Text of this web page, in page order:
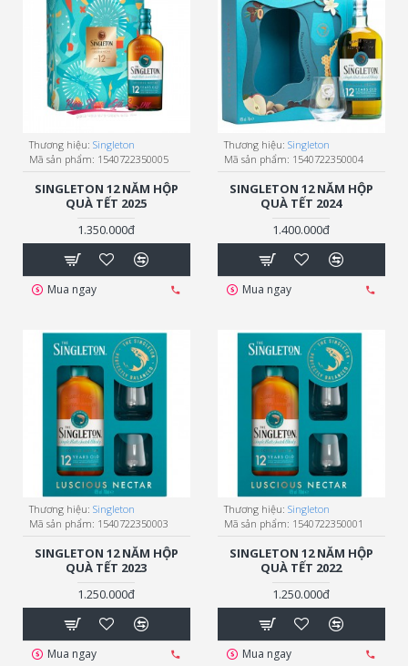
Thương hiệu: Singleton
Mã sản phẩm: 1540722350005
SINGLETON 12 NĂM HỘP
QUÀ TẾT 2025
1.350.000đ
Mua ngay
Thương hiệu: Singleton
Mã sản phẩm: 1540722350004
SINGLETON 12 NĂM HỘP
QUÀ TẾT 2024
1.400.000đ
Mua ngay
Thương hiệu: Singleton
Mã sản phẩm: 1540722350003
SINGLETON 12 NĂM HỘP
QUÀ TẾT 2023
1.250.000đ
Mua ngay
Thương hiệu: Singleton
Mã sản phẩm: 1540722350001
SINGLETON 12 NĂM HỘP
QUÀ TẾT 2022
1.250.000đ
Mua ngay